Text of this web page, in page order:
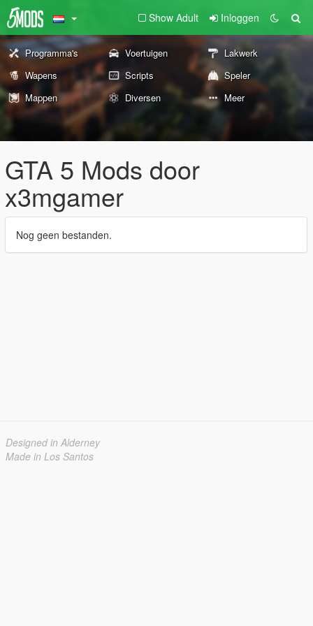
Show Adult Inloggen
Programma's Voertuigen
Lakwerk
Wapens
Scripts
Speler
Mappen
Diversen Meer
GTA 5 Mods door
x3mgamer
Nog geen bestanden.
Designed in Alderney
Made in Los Santos